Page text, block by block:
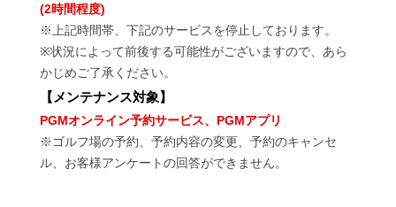
(2時間程度)
※上記時間帯、下記のサービスを停止しております。
※状況によって前後する可能性がございますので、あら
かじめご了承ください。
【メンテナンス対象】
PGMオンライン予約サービス、PGMアプリ
※ゴルフ場の予約、予約内容の変更、予約のキャンセ
ル、お客様アンケートの回答ができません。